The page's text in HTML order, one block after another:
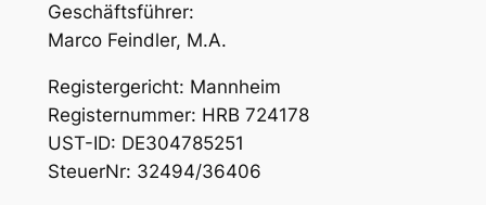
Geschäftsführer:
Marco Feindler, M.A.
Registergericht: Mannheim
Registernummer: HRB 724178
UST-ID: DE304785251
SteuerNr: 32494/36406